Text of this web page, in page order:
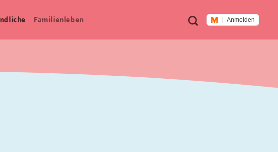
Meta
Navigation
Suche Anmelden
Familien­leben